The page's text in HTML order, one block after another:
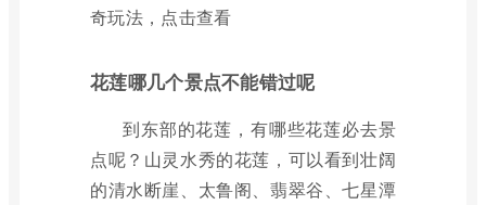
奇玩法，点击查看
花莲哪几个景点不能错过呢
到东部的花莲，有哪些花莲必去景
点呢？山灵水秀的花莲，可以看到壮阔
的清水断崖、太鲁阁、翡翠谷、七星潭